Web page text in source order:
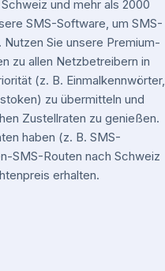
und mehr als 2000
SMS-Software, um SMS-
Sie unsere Premium-
zu allen Netzbetreibern in
(z. B. Einmalkennwörter,
zu übermitteln und
Zustellraten zu genießen.
haben (z. B. SMS-
SMS-Routen nach Schweiz
erhalten.